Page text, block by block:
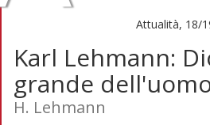
Attualità, 18/
Karl Lehmann:
grande
H. Lehmann